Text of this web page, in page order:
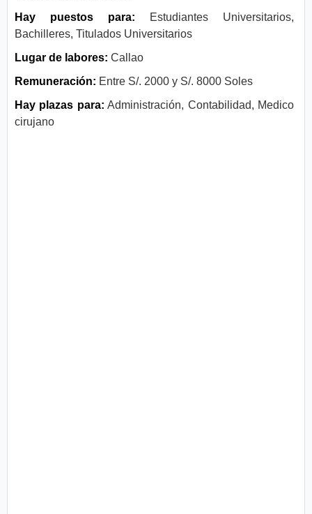
Hay puestos para:
Estudiantes Universitarios,
Bachilleres, Titulados Universitarios
Lugar de labores: Callao
Remuneración: Entre S/. 2000 y S/. 8000 Soles
Hay plazas para: Administración, Contabilidad, Medico
cirujano